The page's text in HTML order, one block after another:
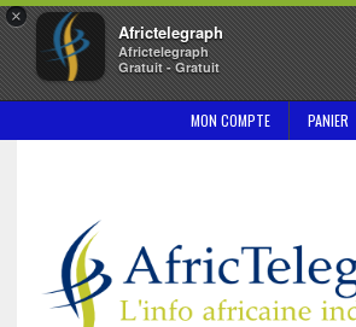
×
Africtelegraph
Africtelegraph
Gratuit - Gratuit
MON COMPTE PANIER